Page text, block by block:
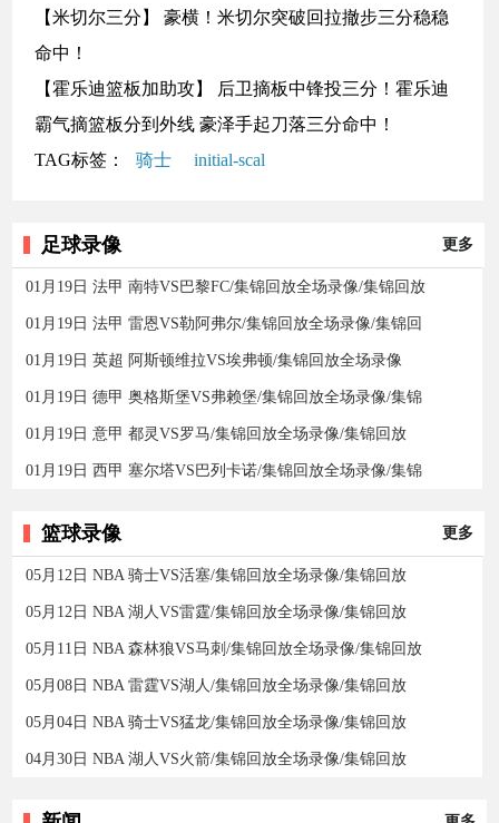
【米切尔三分】 豪横！米切尔突破回拉撤步三分稳稳
命中！
【霍乐迪篮板加助攻】 后卫摘板中锋投三分！霍乐迪
霸气摘篮板分到外线 豪泽手起刀落三分命中！
TAG标签：
骑士 initial-scal
足球录像 更多
01月19日 法甲 南特VS巴黎FC/集锦回放全场录像/集锦回放
01月19日 法甲 雷恩VS勒阿弗尔/集锦回放全场录像/集锦回
01月19日 英超 阿斯顿维拉VS埃弗顿/集锦回放全场录像
01月19日 德甲 奥格斯堡VS弗赖堡/集锦回放全场录像/集锦
01月19日 意甲 都灵VS罗马/集锦回放全场录像/集锦回放
01月19日 西甲 塞尔塔VS巴列卡诺/集锦回放全场录像/集锦
篮球录像 更多
05月12日 NBA 骑士VS活塞/集锦回放全场录像/集锦回放
05月12日 NBA 湖人VS雷霆/集锦回放全场录像/集锦回放
05月11日 NBA 森林狼VS马刺/集锦回放全场录像/集锦回放
05月08日 NBA 雷霆VS湖人/集锦回放全场录像/集锦回放
05月04日 NBA 骑士VS猛龙/集锦回放全场录像/集锦回放
04月30日 NBA 湖人VS火箭/集锦回放全场录像/集锦回放